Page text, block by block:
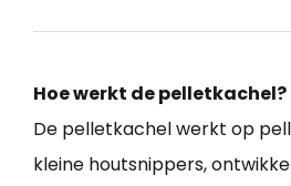
Hoe werkt de pelletkachel?
De pelletkachel werkt op
kleine houtsnippers,